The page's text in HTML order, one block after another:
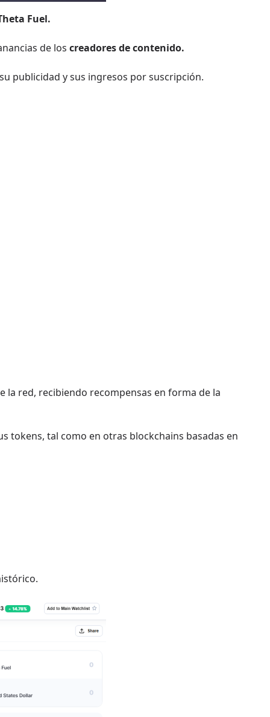
Fuel.
de los creadores de contenido.
publicidad y sus ingresos por suscripción.
red, recibiendo recompensas en forma de la
tokens, tal como en otras blockchains basadas en